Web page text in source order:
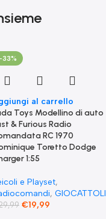
33%
al carrello
Toys Modellino di auto
& Furious Radio
RC 1970
Toretto Dodge
1:55
e Playset,
, GIOCATTOLI
€19,99